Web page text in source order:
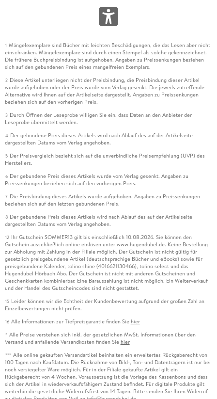
1 Mängelexemplare sind Bücher mit leichten Beschädigungen, die das Lesen aber nicht
einschränken. Mängelexemplare sind durch einen Stempel als solche gekennzeichnet.
Die frühere Buchpreisbindung ist aufgehoben. Angaben zu Preissenkungen beziehen
sich auf den gebundenen Preis eines mangelfreien Exemplars.
2 Diese Artikel unterliegen nicht der Preisbindung, die Preisbindung dieser Artikel
wurde aufgehoben oder der Preis wurde vom Verlag gesenkt. Die jeweils zutreffende
Alternative wird Ihnen auf der Artikelseite dargestellt. Angaben zu Preissenkungen
beziehen sich auf den vorherigen Preis.
3 Durch Öffnen der Leseprobe willigen Sie ein, dass Daten an den Anbieter der
Leseprobe übermittelt werden.
4 Der gebundene Preis dieses Artikels wird nach Ablauf des auf der Artikelseite
dargestellten Datums vom Verlag angehoben.
5 Der Preisvergleich bezieht sich auf die unverbindliche Preisempfehlung (UVP) des
Herstellers.
6 Der gebundene Preis dieses Artikels wurde vom Verlag gesenkt. Angaben zu
Preissenkungen beziehen sich auf den vorherigen Preis.
7 Die Preisbindung dieses Artikels wurde aufgehoben. Angaben zu Preissenkungen
beziehen sich auf den letzten gebundenen Preis.
8 Der gebundene Preis dieses Artikels wird nach Ablauf des auf der Artikelseite
dargestellten Datums vom Verlag angehoben.
12 Ihr Gutschein SOMMER13 gilt bis einschließlich 10.08.2026. Sie können den
Gutschein ausschließlich online einlösen unter www.hugendubel.de. Keine Bestellung
zur Abholung mit Zahlung in der Filiale möglich. Der Gutschein ist nicht gültig für
gesetzlich preisgebundene Artikel (deutschsprachige Bücher und eBooks) sowie für
preisgebundene Kalender, tolino shine (4016621130466), tolino select und das
Hugendubel Hörbuch Abo. Der Gutschein ist nicht mit anderen Gutscheinen und
Geschenkkarten kombinierbar. Eine Barauszahlung ist nicht möglich. Ein Weiterverkauf
und der Handel des Gutscheincodes sind nicht gestattet.
15 Leider können wir die Echtheit der Kundenbewertung aufgrund der großen Zahl an
Einzelbewertungen nicht prüfen.
16 Alle Informationen zur Tiefpreisgarantie finden Sie hier
* Alle Preise verstehen sich inkl. der gesetzlichen MwSt. Informationen über den
Versand und anfallende Versandkosten finden Sie hier
*** Alle online gekauften Versandartikel beinhalten ein erweitertes Rückgaberecht von
100 Tagen nach Kaufdatum. Die Rücknahme von Bild-, Ton- und Datenträgern ist nur bei
noch versiegelter Ware möglich. Für in der Filiale gekaufte Artikel gilt ein
Rückgaberecht von 4 Wochen. Voraussetzung ist die Vorlage des Kassenbons und dass
sich der Artikel in wiederverkaufsfähigem Zustand befindet. Für digitale Produkte gilt
weiterhin die gesetzliche Widerrufsfrist von 14 Tagen. Bitte senden Sie Ihren Widerruf